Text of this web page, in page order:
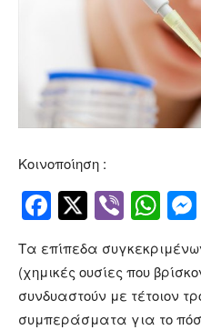
Κοινοποίηση :
Facebook
Twitter
Viber
Τα επίπεδα
(χημικές ουσίες που
συνδυαστούν με τέτοιον
συμπεράσματα για το